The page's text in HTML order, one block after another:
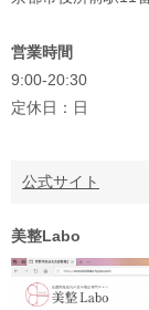
営業時間
9:00-20:30
定休日：日
公式サイト
美整Labo